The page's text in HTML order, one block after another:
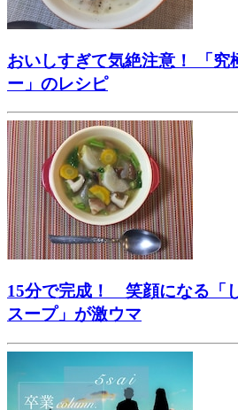
おいしすぎて気絶注意！ 「究
ー」のレシピ
15分で完成！ 笑顔になる「
スープ」が激ウマ